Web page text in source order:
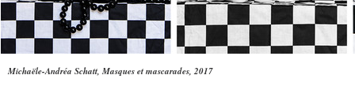
Michaële-Andréa Schatt, Masques et mascarades, 2017